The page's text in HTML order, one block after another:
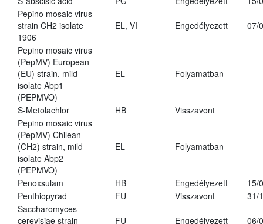
Pepino mosaic virus
strain CH2 isolate
1906
EL, VI Engedélyezett 07/
Pepino mosaic virus
(PepMV) European
(EU) strain, mild
isolate Abp1
(PEPMVO)
EL Folyamatban -
S-Metolachlor HB
Visszavont
Pepino mosaic virus
(PepMV) Chilean
(CH2) strain, mild
isolate Abp2
(PEPMVO)
EL Folyamatban -
Penoxsulam HB Engedélyezett
15/
Penthiopyrad
FU Visszavont
31/
Saccharomyces
cerevisiae strain
FU Engedélyezett 06/